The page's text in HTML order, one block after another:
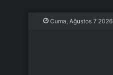
Cuma, Ağustos 7 2026